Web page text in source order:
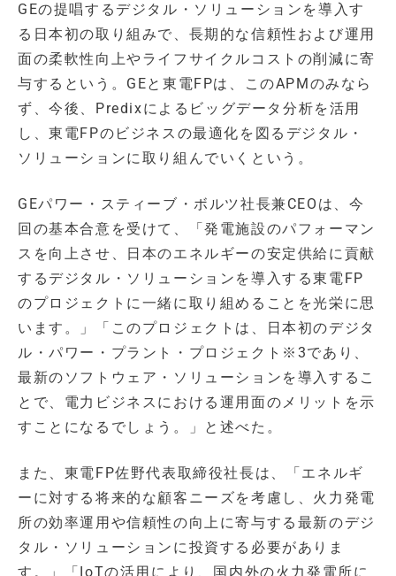
GEの提唱するデジタル・ソリューションを導入す
る日本初の取り組みで、長期的な信頼性および運用
面の柔軟性向上やライフサイクルコストの削減に寄
与するという。GEと東電FPは、このAPMのみなら
ず、今後、Predixによるビッグデータ分析を活用
し、東電FPのビジネスの最適化を図るデジタル・
ソリューションに取り組んでいくという。
GEパワー・スティーブ・ボルツ社長兼CEOは、今
回の基本合意を受けて、「発電施設のパフォーマン
スを向上させ、日本のエネルギーの安定供給に貢献
するデジタル・ソリューションを導入する東電FP
のプロジェクトに一緒に取り組めることを光栄に思
います。」「このプロジェクトは、日本初のデジタ
ル・パワー・プラント・プロジェクト※3であり、
最新のソフトウェア・ソリューションを導入するこ
とで、電力ビジネスにおける運用面のメリットを示
すことになるでしょう。」と述べた。
また、東電FP佐野代表取締役社長は、「エネルギ
ーに対する将来的な顧客ニーズを考慮し、火力発電
所の効率運用や信頼性の向上に寄与する最新のデジ
タル・ソリューションに投資する必要がありま
す。」「IoTの活用により、国内外の火力発電所に